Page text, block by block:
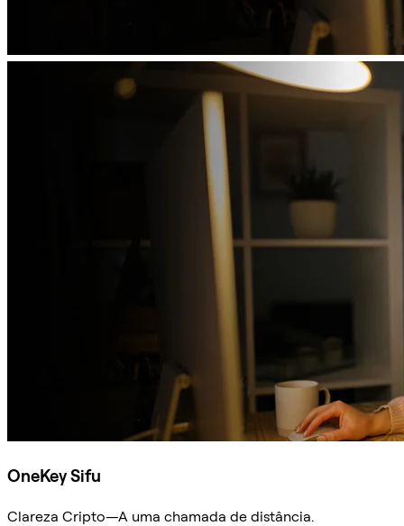
OneKey Sifu
Clareza Cripto—A uma chamada de distância.